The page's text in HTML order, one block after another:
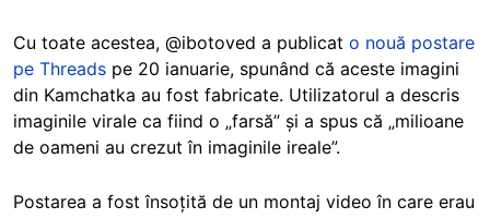
Cu toate acestea, @ibotoved a publicat o nouă postare
pe Threads pe 20 ianuarie, spunând că aceste imagini
din Kamchatka au fost fabricate. Utilizatorul a descris
imaginile virale ca fiind o „farsă” și a spus că „milioane
de oameni au crezut în imaginile ireale”.
Postarea a fost însoțită de un montaj video în care erau